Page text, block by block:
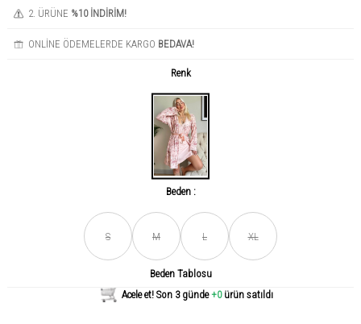
2. ÜRÜNE %10 İNDİRİM!
ONLİNE ÖDEMELERDE KARGO BEDAVA!
Renk
Beden :
S M L XL
Beden Tablosu
Son gün içerisinde 456 kişi tarafından incelendi!
Acele et! Son 3 günde+0 ürün satıldı